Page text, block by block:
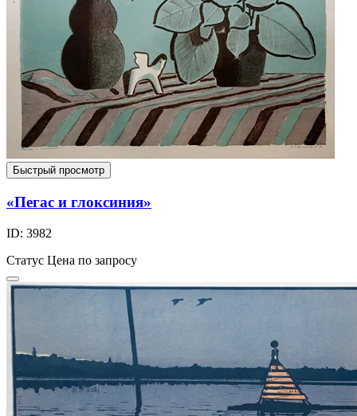
Быстрый просмотр
«Пегас и глоксиния»
ID: 3982
Статус Цена по запросу